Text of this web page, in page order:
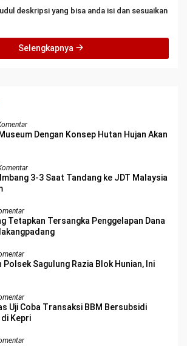
deskripsi yang bisa anda isi dan sesuaikan
Selengkapnya
Dengan Konsep Hutan Hujan Akan
3-3 Saat Tandang ke JDT Malaysia
Tetapkan Tersangka Penggelapan Dana
Polsek Sagulung Razia Blok Hunian, Ini
Uji Coba Transaksi BBM Bersubsidi
di Kepri